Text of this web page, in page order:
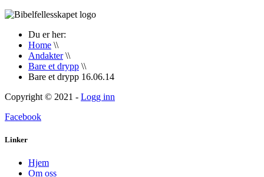
Du er her:
Home \\
Andakter \\
Bare et drypp \\
Bare et drypp 16.06.14
Copyright © 2021 - Logg inn
Facebook
Linker
Hjem
Om oss